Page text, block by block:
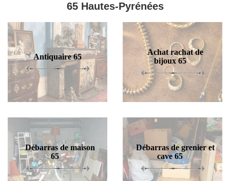
65 Hautes-Pyrénées
Antiquaire 65
Achat rachat de
bijoux 65
Débarras de maison
65
Débarras de grenier et
cave 65